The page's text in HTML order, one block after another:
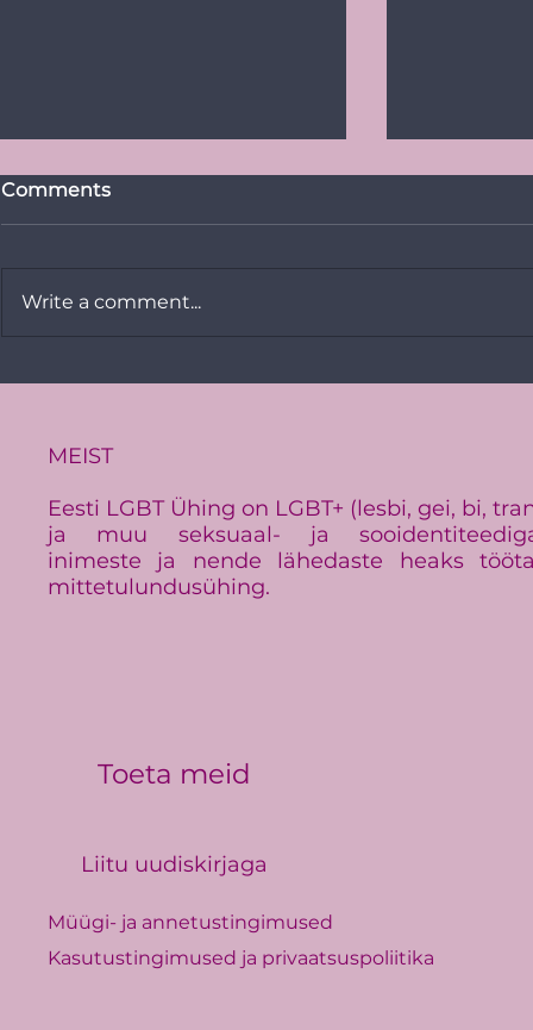
Eestis
Comments
Write a comment...
MEIST
Eesti LGBT Ühing on LGBT+ (lesbi, gei, bi,
ja muu seksuaal- ja
inimeste ja nende lähedaste heaks
mittetulundusühing.
Toeta meid
Liitu uudiskirjaga
Müügi- ja annetustingimused
Kasutustingimused ja privaatsuspoliitika